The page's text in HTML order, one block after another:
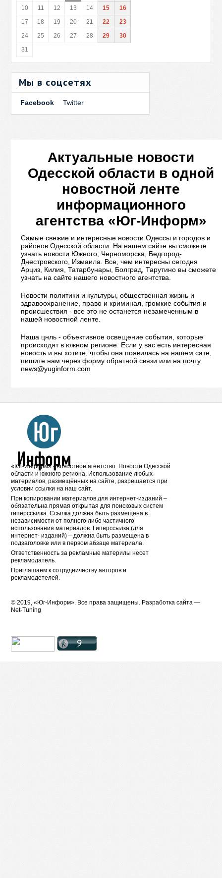
10
11 12 13 14 15
16
17
18 19 20 21 22
23
24
25 26 27 28 29
30
31
Мы в соцсетях
Facebook Twitter
Актуальные новости
Одесской области в одной
новостной ленте
информационного
агентства «Юг-Информ»
Самые свежие и интересные новости Одессы и городов и
районов Одесской области. На нашем сайте вы сможете
узнать новости Южного, Черноморска, Бедгород-
Днестровского, Измаила. Все, чем интересны сегодня
Арциз, Килия, Татарбунары, Болград, Тарутино вы сможете
узнать на сайте нашего новостного агентства.
Новости политики и культуры, общественная жизнь и
здравоохранение, право и криминал, громкие события и
происшествия - все это не останется незамеченным в
нашей новостной ленте.
Наша цнль - объективное освещение события, которые
происходят в южном регионе. Если у вас есть интересная
новость и вы хотите, чтобы она появилась на нашем сате,
пишите нам через форму обратной связи или на почту
news@yuginform.com
«Юг-Информ» - новостное агентство. Новости Одесской
области и южного региона. Использование любых
материалов, размещённых на сайте, разрешается при
условии ссылки на наш сайт.
При копировании материалов для интернет-изданий –
обязательна прямая открытая для поисковых систем
гиперссылка. Ссылка должна быть размещена в
независимости от полного либо частичного
использования материалов. Гиперссылка (для
интернет- изданий) – должна быть размещена в
подзаголовке или в первом абзаце материала.
Ответственность за рекламные материлы несет
рекламодатель.
Приглашаем к сотрудничеству авторов и
рекламодетелей.
© 2019, «Юг-Информ». Все права защищены. Разработка cайта —
Net-Tuning